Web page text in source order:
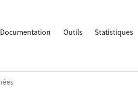
Documentation Outils Statistiques